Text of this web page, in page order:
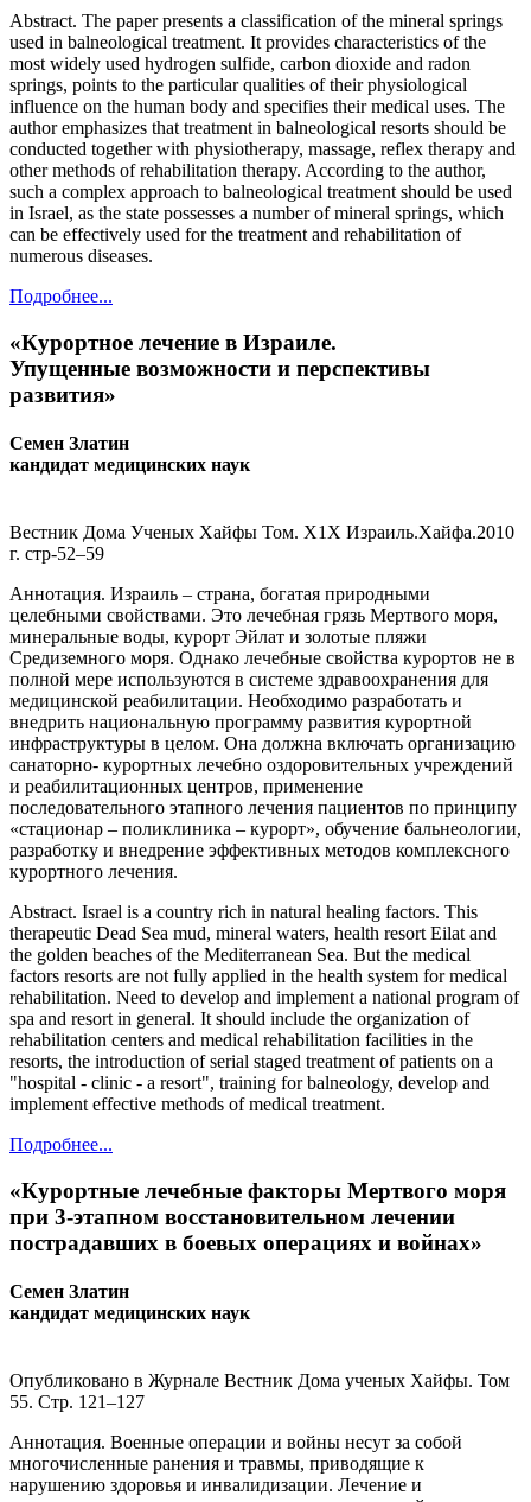
Abstract. The paper presents a classification of the mineral springs
used in balneological treatment. It provides characteristics of the
most widely used hydrogen sulfide, carbon dioxide and radon
springs, points to the particular qualities of their physiological
influence on the human body and specifies their medical uses. The
author emphasizes that treatment in balneological resorts should be
conducted together with physiotherapy, massage, reflex therapy and
other methods of rehabilitation therapy. According to the author,
such a complex approach to balneological treatment should be used
in Israel, as the state possesses a number of mineral springs, which
can be effectively used for the treatment and rehabilitation of
numerous diseases.
Подробнее...
«Курортное лечение в Израиле.
Упущенные возможности и перспективы
развития»
Семен Златин
кандидат медицинских наук
Вестник Дома Ученых Хайфы Том. Х1Х Израиль.Хайфа.2010
г. стр-52–59
Аннотация. Израиль – страна, богатая природными
целебными свойствами. Это лечебная грязь Мертвого моря,
минеральные воды, курорт Эйлат и золотые пляжи
Средиземного моря. Однако лечебные свойства курортов не в
полной мере используются в системе здравоохранения для
медицинской реабилитации. Необходимо разработать и
внедрить национальную программу развития курортной
инфраструктуры в целом. Она должна включать организацию
санаторно- курортных лечебно оздоровительных учреждений
и реабилитационных центров, применение
последовательного этапного лечения пациентов по принципу
«стационар – поликлиника – курорт», обучение бальнеологии,
разработку и внедрение эффективных методов комплексного
курортного лечения.
Abstract. Israel is a country rich in natural healing factors. This
therapeutic Dead Sea mud, mineral waters, health resort Eilat and
the golden beaches of the Mediterranean Sea. But the medical
factors resorts are not fully applied in the health system for medical
rehabilitation. Need to develop and implement a national program of
spa and resort in general. It should include the organization of
rehabilitation centers and medical rehabilitation facilities in the
resorts, the introduction of serial staged treatment of patients on a
"hospital - clinic - a resort", training for balneology, develop and
implement effective methods of medical treatment.
Подробнее...
«Курортные лечебные факторы Мертвого моря
при 3-этапном восстановительном лечении
пострадавших в боевых операциях и войнах»
Семен Златин
кандидат медицинских наук
Опубликовано в Журнале Вестник Дома ученых Хайфы. Том
55. Стр. 121–127
Аннотация. Военные операции и войны несут за собой
многочисленные ранения и травмы, приводящие к
нарушению здоровья и инвалидизации. Лечение и